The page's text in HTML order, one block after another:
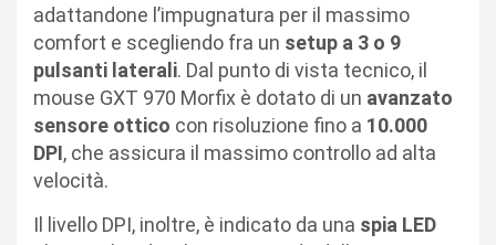
adattandone l’impugnatura per il massimo
comfort e scegliendo fra un setup a 3 o 9
pulsanti laterali. Dal punto di vista tecnico, il
mouse GXT 970 Morfix è dotato di un avanzato
sensore ottico con risoluzione fino a 10.000
DPI, che assicura il massimo controllo ad alta
velocità.
Il livello DPI, inoltre, è indicato da una spia LED